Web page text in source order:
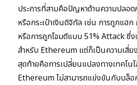
ประการที่สามคือปัญหาด้านความปลอ
หรือกระเป๋าเงินดิจิทัล เช่น การถูกแฮ
หรือการถูกโจมตีแบบ 51% Attack ซึ่ง
สำหรับ Ethereum แต่ก็เป็นความเสี่
สุดท้ายคือการเปลี่ยนแปลงทางเทคโน
Ethereum ไม่สามารถแข่งขันกับบล็อ